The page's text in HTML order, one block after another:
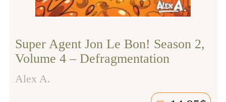
Super Agent Jon Le Bon! Season 2,
Volume 4 – Defragmentation
Alex A.